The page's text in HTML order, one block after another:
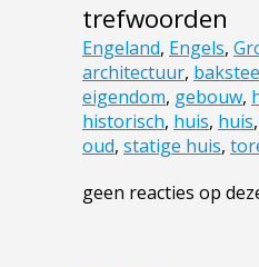
trefwoorden
Engeland, Engels,
architectuur,
eigendom, gebouw,
historisch, huis, huis,
oud, statige huis,
geen reacties op